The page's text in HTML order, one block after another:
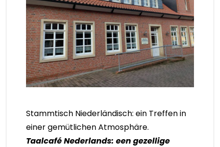
Stammtisch Niederländisch: ein Treffen in
einer gemütlichen Atmosphäre.
Taalcafé Nederlands: een gezellige